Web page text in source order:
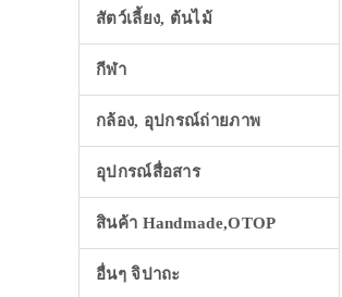
สัตว์เลี้ยง, ต้นไม้
กีฬา
กล้อง, อุปกรณ์ถ่ายภาพ
อุปกรณ์สื่อสาร
สินค้า Handmade,OTOP
อื่นๆ จิปาถะ